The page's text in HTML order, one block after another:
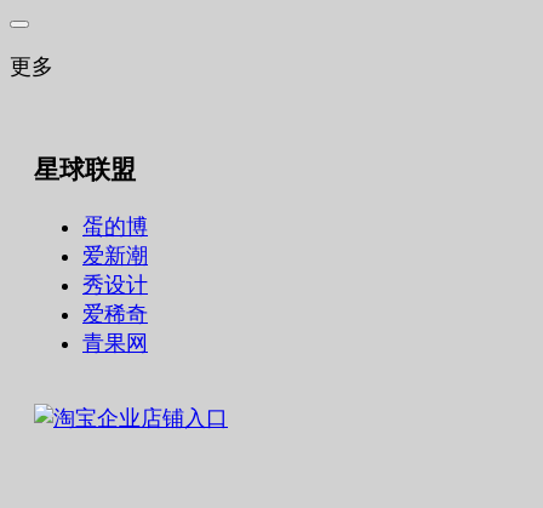
更多
星球联盟
蛋的博
爱新潮
秀设计
爱稀奇
青果网